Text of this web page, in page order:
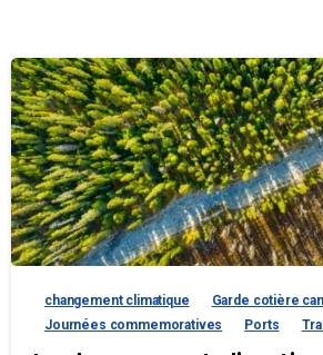
changement climatique
Garde cotière
Journées commemoratives
Ports